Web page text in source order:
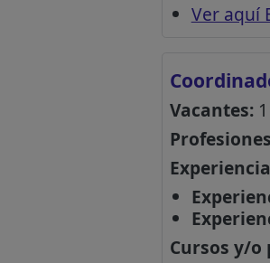
Ver aquí
Vacantes:1
Cursos y/o